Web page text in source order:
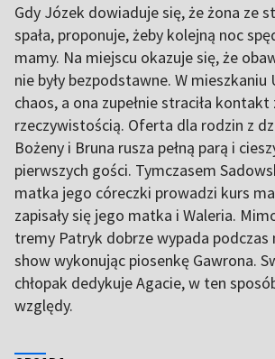
Gdy Józek dowiaduje się, że żona ze
spała, proponuje, żeby kolejną noc
mamy. Na miejscu okazuje się, że
nie były bezpodstawne. W mieszkaniu
chaos, a ona zupełnie straciła kontakt
rzeczywistością. Oferta dla rodzin z
Bożeny i Bruna rusza pełną parą i
pierwszych gości. Tymczasem
matka jego córeczki prowadzi kurs
zapisały się jego matka i Waleria.
tremy Patryk dobrze wypada
show wykonując piosenkę Gawrona.
chłopak dedykuje Agacie, w ten
względy.